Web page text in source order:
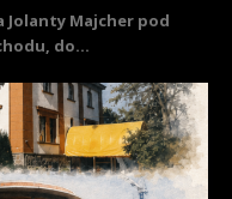
Jolanty Majcher pod
do...